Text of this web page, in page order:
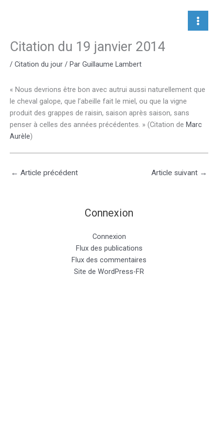
Citation du 19 janvier 2014
/ Citation du jour / Par Guillaume Lambert
« Nous devrions être bon avec autrui aussi naturellement que
le cheval galope, que l’abeille fait le miel, ou que la vigne
produit des grappes de raisin, saison après saison, sans
penser à celles des années précédentes. » (Citation de Marc
Aurèle)
← Article précédent Article suivant →
Connexion
Connexion
Flux des publications
Flux des commentaires
Site de WordPress-FR